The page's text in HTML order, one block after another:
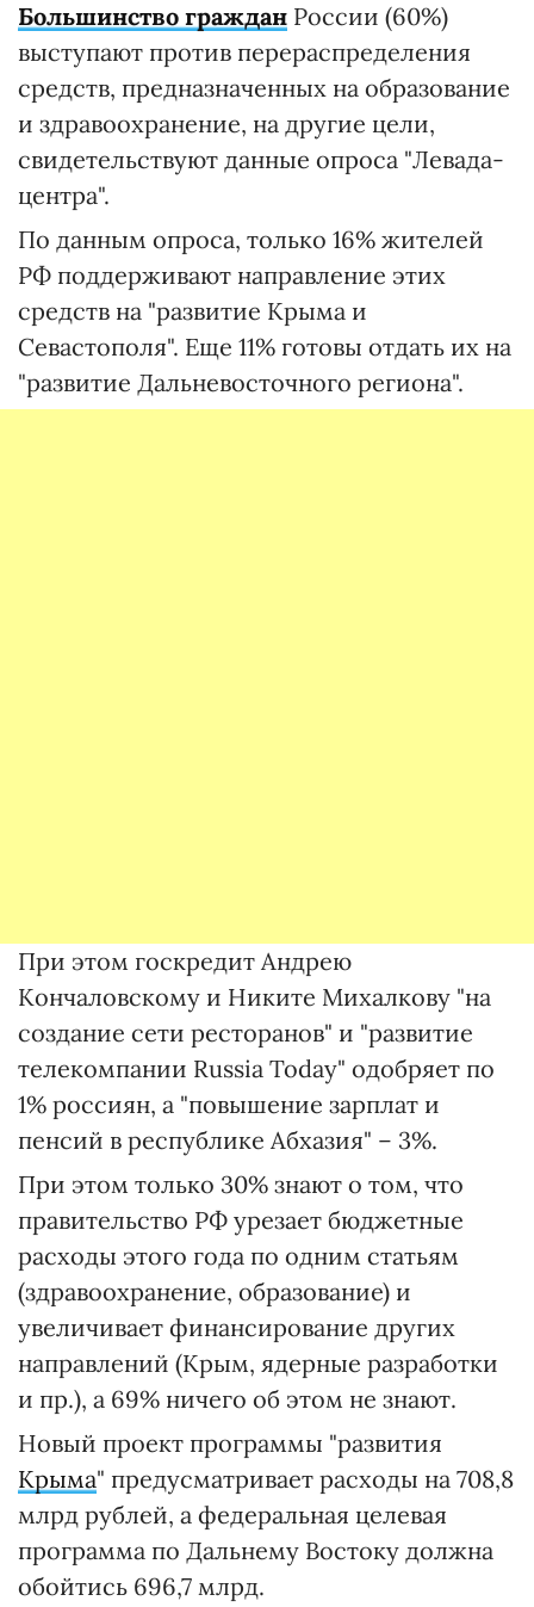
Большинство граждан России (60%)
выступают против перераспределения
средств, предназначенных на образование
и здравоохранение, на другие цели,
свидетельствуют данные опроса "Левада-
центра".
По данным опроса, только 16% жителей
РФ поддерживают направление этих
средств на "развитие Крыма и
Севастополя". Еще 11% готовы отдать их на
"развитие Дальневосточного региона".
При этом госкредит Андрею
Кончаловскому и Никите Михалкову "на
создание сети ресторанов" и "развитие
телекомпании Russia Today" одобряет по
1% россиян, а "повышение зарплат и
пенсий в республике Абхазия" – 3%.
При этом только 30% знают о том, что
правительство РФ урезает бюджетные
расходы этого года по одним статьям
(здравоохранение, образование) и
увеличивает финансирование других
направлений (Крым, ядерные разработки
и пр.), а 69% ничего об этом не знают.
Новый проект программы "развития
Крыма" предусматривает расходы на 708,8
млрд рублей, а федеральная целевая
программа по Дальнему Востоку должна
обойтись 696,7 млрд.